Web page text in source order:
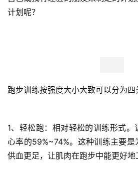
计划呢？
跑步训练按强度大小大致可以分为四
1、轻松跑：相对轻松的训练形式
心率的59%~74%。这种训练主要
供血更足，让肌肉在跑步中能更好地